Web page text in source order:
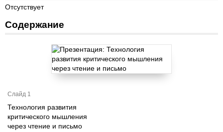
Отсутствует
Содержание
Слайд 1
Технология развития
критического мышления
через чтение и письмо